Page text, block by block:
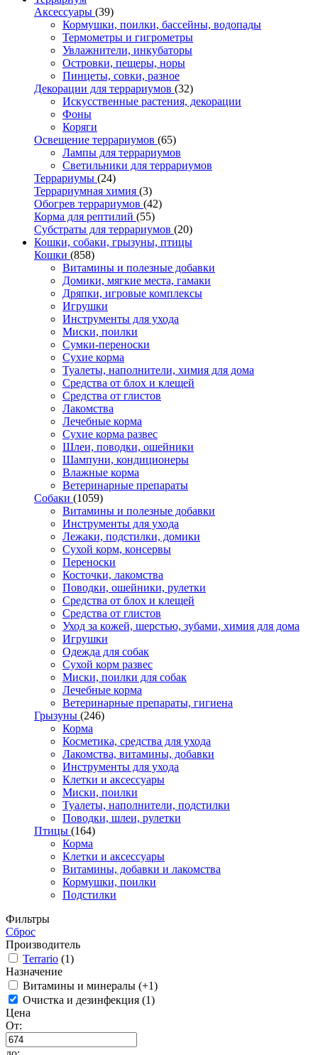
Аксессуары (39)
Кормушки, поилки, бассейны, водопады
Термометры и гигрометры
Увлажнители, инкубаторы
Островки, пещеры, норы
Пинцеты, совки, разное
Декорации для террариумов (32)
Искусственные растения, декорации
Фоны
Коряги
Освещение террариумов (65)
Лампы для террариумов
Светильники для террариумов
Террариумы (24)
Террариумная химия (3)
Обогрев террариумов (42)
Корма для рептилий (55)
Субстраты для террариумов (20)
Кошки, собаки, грызуны, птицы
Кошки (858)
Витамины и полезные добавки
Домики, мягкие места, гамаки
Дряпки, игровые комплексы
Игрушки
Инструменты для ухода
Миски, поилки
Сумки-переноски
Сухие корма
Туалеты, наполнители, химия для дома
Средства от блох и клещей
Средства от глистов
Лакомства
Лечебные корма
Сухие корма развес
Шлеи, поводки, ошейники
Шампуни, кондиционеры
Влажные корма
Ветеринарные препараты
Собаки (1059)
Витамины и полезные добавки
Инструменты для ухода
Лежаки, подстилки, домики
Сухой корм, консервы
Переноски
Косточки, лакомства
Поводки, ошейники, рулетки
Средства от блох и клещей
Средства от глистов
Уход за кожей, шерстью, зубами, химия для дома
Игрушки
Одежда для собак
Сухой корм развес
Миски, поилки для собак
Лечебные корма
Ветеринарные препараты, гигиена
Грызуны (246)
Корма
Косметика, средства для ухода
Лакомства, витамины, добавки
Инструменты для ухода
Клетки и аксессуары
Миски, поилки
Туалеты, наполнители, подстилки
Поводки, шлеи, рулетки
Птицы (164)
Корма
Клетки и аксессуары
Витамины, добавки и лакомства
Кормушки, поилки
Подстилки
Фильтры
Сброс
Производитель
Terrario (1)
Назначение
Витамины и минералы (+1)
Очистка и дезинфекция (1)
Цена
От: